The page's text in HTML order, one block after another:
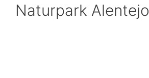
Naturpark Alentejo